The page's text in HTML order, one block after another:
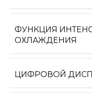
ФУНКЦИЯ
ОХЛАЖДЕНИЯ
ЦИФРОВОЙ